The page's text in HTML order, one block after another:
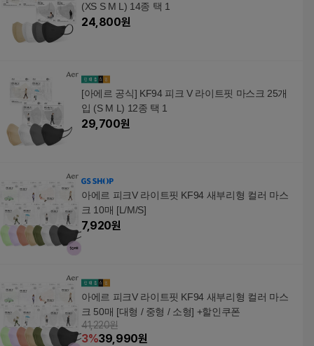
(XS S M L) 14종 택 1
24,800원
[아에르 공식] KF94 피크 V 라이트핏 마스크 25개
입 (S M L) 12종 택 1
29,700원
아에르 피크V 라이트핏 KF94 새부리형 컬러 마스
크 10매 [L/M/S]
7,920원
아에르 피크V 라이트핏 KF94 새부리형 컬러 마스
크 50매 [대형 / 중형 / 소형] +할인쿠폰
41,220원
3%39,990원